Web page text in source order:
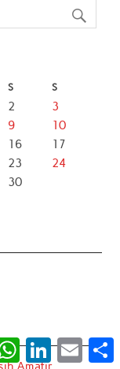
S S
2
3
9
10
16
17
23
24
30
WhatsApp
LinkedInEmail